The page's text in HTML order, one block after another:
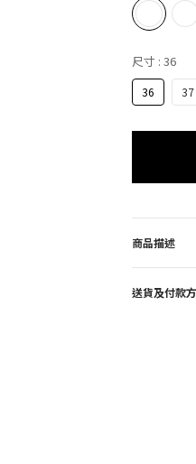
尺寸 : 36
36 37
商品描述
送貨及付款